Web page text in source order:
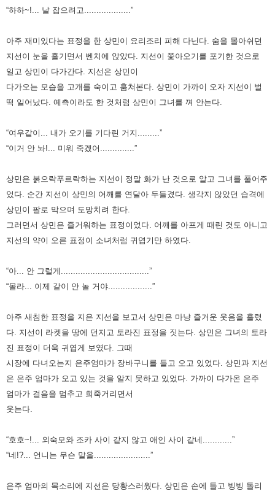
“하하~!... 날 잡으려고...................”
아주 재미있다는 표정을 한 상민이 요리조리 피해 다닌다. 숨을 몰아쉬던
지선이 눈을 흘기면서 벤치에 앉았다. 지선이 쫓아오기를 포기한 것으로
일고 상민이 다가간다. 지선은 상민이
다가오는 모습을 고개를 숙이고 훔쳐본다. 상민이 가까이 오자 지선이 벌
떡 일어났다. 예측이라도 한 것처럼 상민이 그녀를 껴 안는다.
“여우같이... 내가 오기를 기다린 거지.........”
“이거 안 놔!... 미워 죽겠어..............”
상민은 붉으락푸르락하는 지선이 정말 화가 난 것으로 알고 그녀를 풀어주
었다. 순간 지선이 상민의 어깨를 연달아 두들겼다. 생각지 않았던 습격에
상민이 팔로 막으며 도망치려 한다.
그러면서 상민은 즐거워하는 표정이었다. 어깨를 아프게 때린 것도 아니고
지선의 약이 오른 표정이 소녀처럼 귀엽기만 하였다.
“아... 안 그럴게....................................”
“몰라... 이제 같이 안 놀 거야..................”
아주 새침한 표정을 지은 지선을 보고서 상민은 마냥 즐거운 웃음을 흘렸
다. 지선이 라켓을 땅에 던지고 토라진 표정을 짓는다. 상민은 그녀의 토라
진 표정이 더욱 귀엽게 보였다. 그때
시장에 다녀오는지 은주엄마가 장바구니를 들고 오고 있었다. 상민과 지선
은 은주 엄마가 오고 있는 것을 알지 못하고 있었다. 가까이 다가온 은주
엄마가 걸음을 멈추고 희죽거리면서
웃는다.
“호호~!... 외숙모와 조카 사이 같지 않고 애인 사이 같네............”
“네!?... 언니는 무슨 말을.......................”
은주 엄마의 목소리에 지선은 당황스러웠다. 상민은 손에 들고 빙빙 돌리